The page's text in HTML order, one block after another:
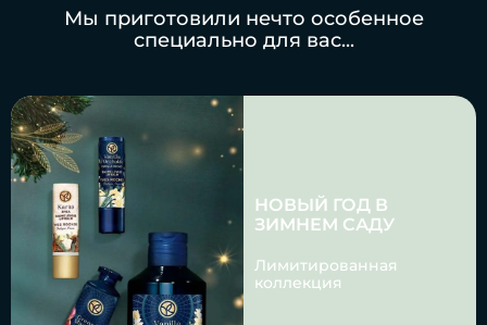
Мы приготовили нечто особенное
специально для вас...
НОВЫЙ ГОД В
ЗИМНЕМ САДУ
Лимитированная
коллекция